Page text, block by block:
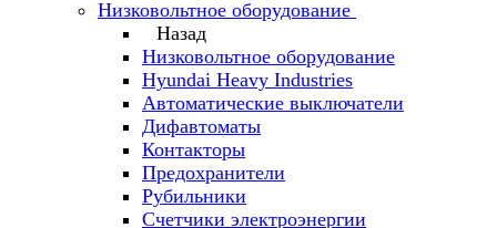
Низковольтное оборудование
Назад
Низковольтное оборудование
Hyundai Heavy Industries
Автоматические выключатели
Дифавтоматы
Контакторы
Предохранители
Рубильники
Счетчики электроэнергии